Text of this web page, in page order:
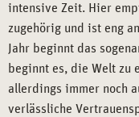
intensive Zeit. Hier
zugehörig und ist eng
Jahr beginnt das
beginnt es, die Welt zu
allerdings immer noch
verlässliche